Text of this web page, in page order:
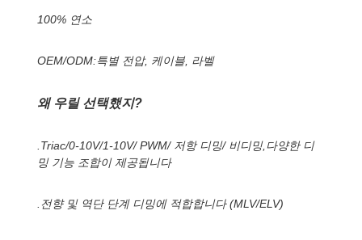
100% 연소
OEM/ODM:특별 전압, 케이블, 라벨
왜 우릴 선택했지?
.Triac/0-10V/1-10V/ PWM/ 저항 디밍/ 비디밍,다양한 디
밍 기능 조합이 제공됩니다
.전향 및 역단 단계 디밍에 적합합니다 (MLV/ELV)